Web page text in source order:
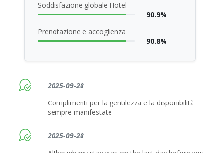
2025-09-28
Complimenti per la gentilezza e la disponibilità
sempre manifestate
2025-09-28
Soddisfazione globale Hotel
90.9%
Prenotazione e accoglienza
90.8%